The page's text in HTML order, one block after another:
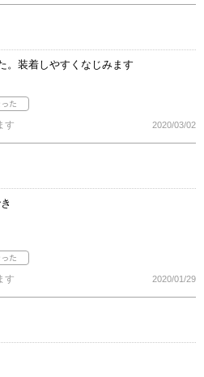
。装着しやすくなじみます
す 2020/03/02
す 2020/01/29